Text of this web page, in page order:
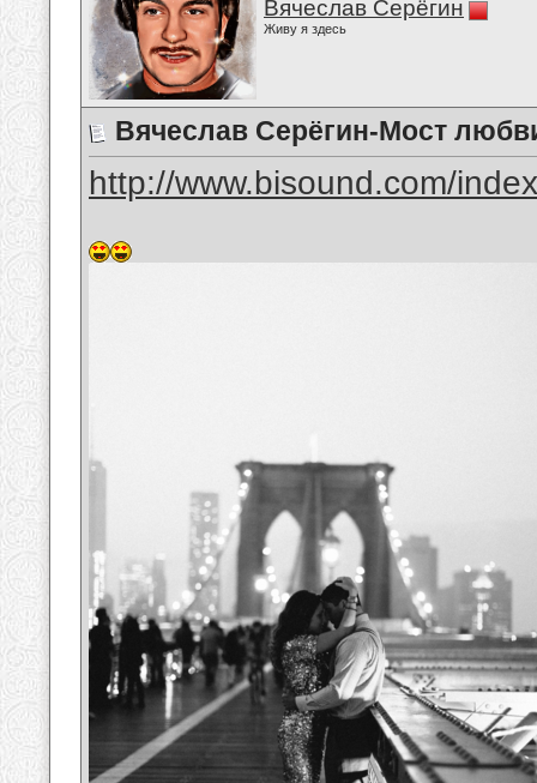
Вячеслав Серёгин
Живу я здесь
Вячеслав Серёгин-Мост
http://www.bisound.com/